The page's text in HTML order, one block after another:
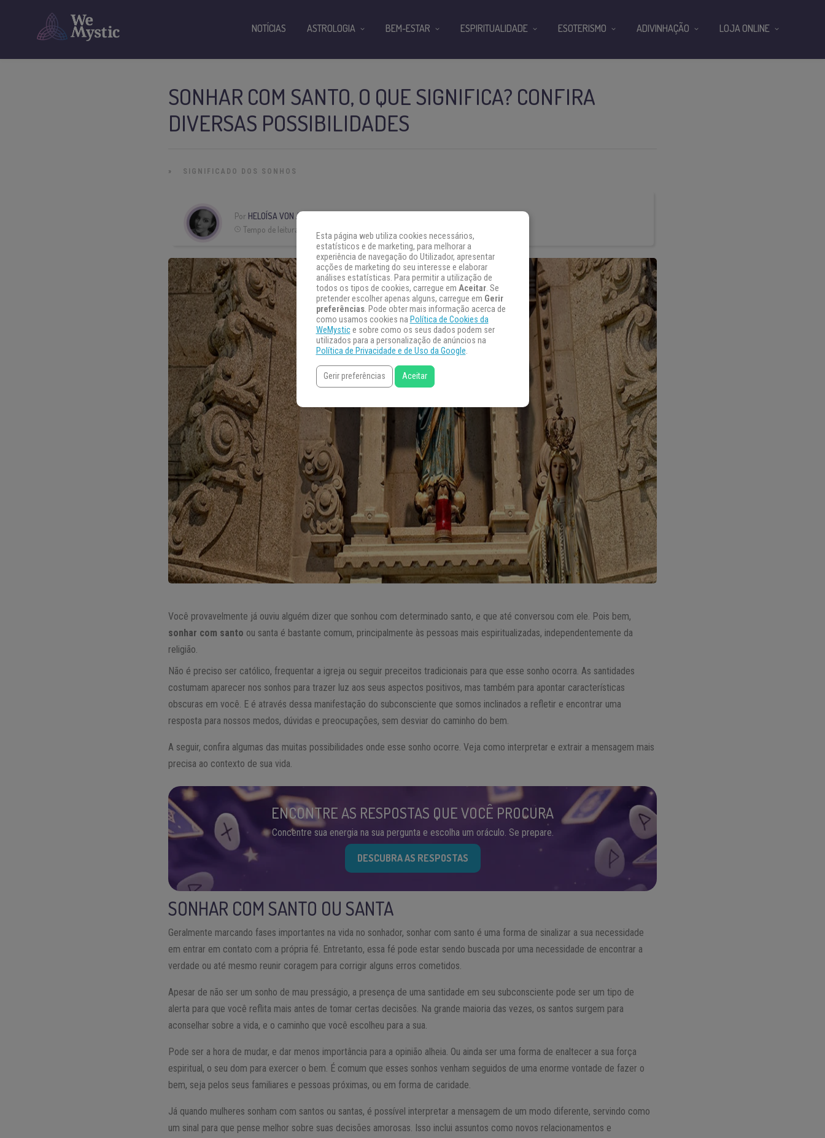
SONHAR COM SANTO, O QUE SIGNIFICA? CONFIRA
DIVERSAS POSSIBILIDADES
» SIGNIFICADO DOS SONHOS
Por HELOÍSA VON AH
Tempo de leitura:
Você provavelmente já ouviu alguém dizer que sonhou com determinado santo, e que até conversou com ele. Pois bem,
sonhar com santo ou santa é bastante comum, principalmente às pessoas mais espiritualizadas, independentemente da
religião.
Não é preciso ser católico, frequentar a igreja ou seguir preceitos tradicionais para que esse sonho ocorra. As santidades
costumam aparecer nos sonhos para trazer luz aos seus aspectos positivos, mas também para apontar características
obscuras em você. E é através dessa manifestação do subconsciente que somos inclinados a refletir e encontrar uma
resposta para nossos medos, dúvidas e preocupações, sem desviar do caminho do bem.
A seguir, confira algumas das muitas possibilidades onde esse sonho ocorre. Veja como interpretar e extrair a mensagem mais
precisa ao contexto de sua vida.
ENCONTRE AS RESPOSTAS QUE VOCÊ PROCURA
Concentre sua energia na sua pergunta e escolha um oráculo. Se prepare.
DESCUBRA AS RESPOSTAS
SONHAR COM SANTO OU SANTA
Geralmente marcando fases importantes na vida no sonhador, sonhar com santo é uma forma de sinalizar a sua necessidade
em entrar em contato com a própria fé. Entretanto, essa fé pode estar sendo buscada por uma necessidade de encontrar a
verdade ou até mesmo reunir coragem para corrigir alguns erros cometidos.
Apesar de não ser um sonho de mau presságio, a presença de uma santidade em seu subconsciente pode ser um tipo de
alerta para que você reflita mais antes de tomar certas decisões. Na grande maioria das vezes, os santos surgem para
aconselhar sobre a vida, e o caminho que você escolheu para a sua.
Pode ser a hora de mudar, e dar menos importância para a opinião alheia. Ou ainda ser uma forma de enaltecer a sua força
espiritual, o seu dom para exercer o bem. É comum que esses sonhos venham seguidos de uma enorme vontade de fazer o
bem, seja pelos seus familiares e pessoas próximas, ou em forma de caridade.
Já quando mulheres sonham com santos ou santas, é possível interpretar a mensagem de um modo diferente, servindo como
um sinal para que pense melhor sobre suas decisões amorosas. Isso inclui assuntos como novos relacionamentos e
NOTÍCIAS ASTROLOGIA BEM-ESTAR ESPIRITUALIDADE ESOTERISMO ADIVINHAÇÃO LOJA ONLINE
Esta página web utiliza cookies necessários,
estatísticos e de marketing, para melhorar a
experiência de navegação do Utilizador, apresentar
acções de marketing do seu interesse e elaborar
análises estatísticas. Para permitir a utilização de
todos os tipos de cookies, carregue em Aceitar. Se
pretender escolher apenas alguns, carregue em Gerir
preferências. Pode obter mais informação acerca de
como usamos cookies na Política de Cookies da
WeMystice sobre como os seus dados podem ser
utilizados para a personalização de anúncios na
Política de Privacidade e de Uso da Google.
Gerir preferências Aceitar